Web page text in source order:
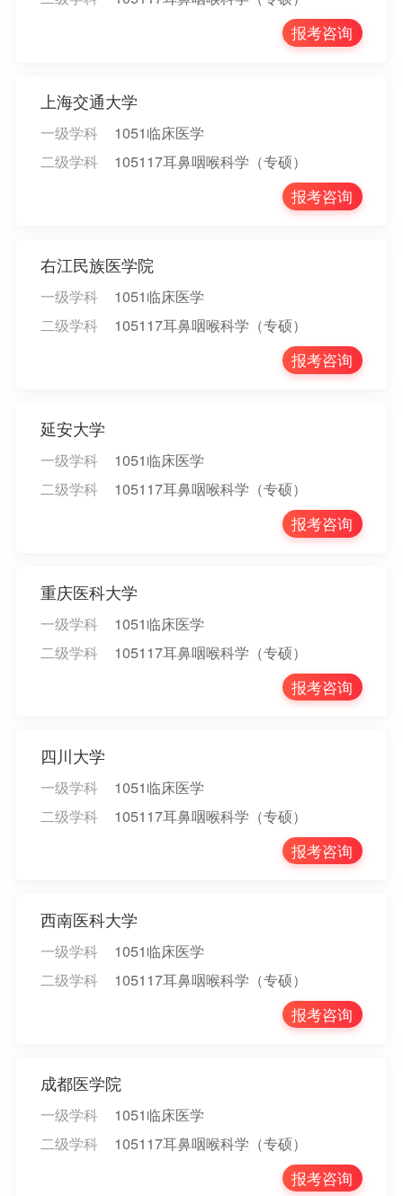
报考咨询
上海交通大学
一级学科
1051临床医学
二级学科
105117耳鼻咽喉科学（专硕）
报考咨询
右江民族医学院
一级学科
1051临床医学
二级学科
105117耳鼻咽喉科学（专硕）
报考咨询
延安大学
一级学科
1051临床医学
二级学科
105117耳鼻咽喉科学（专硕）
报考咨询
重庆医科大学
一级学科
1051临床医学
二级学科
105117耳鼻咽喉科学（专硕）
报考咨询
四川大学
一级学科
1051临床医学
二级学科
105117耳鼻咽喉科学（专硕）
报考咨询
西南医科大学
一级学科
1051临床医学
二级学科
105117耳鼻咽喉科学（专硕）
报考咨询
成都医学院
一级学科
1051临床医学
二级学科
105117耳鼻咽喉科学（专硕）
报考咨询